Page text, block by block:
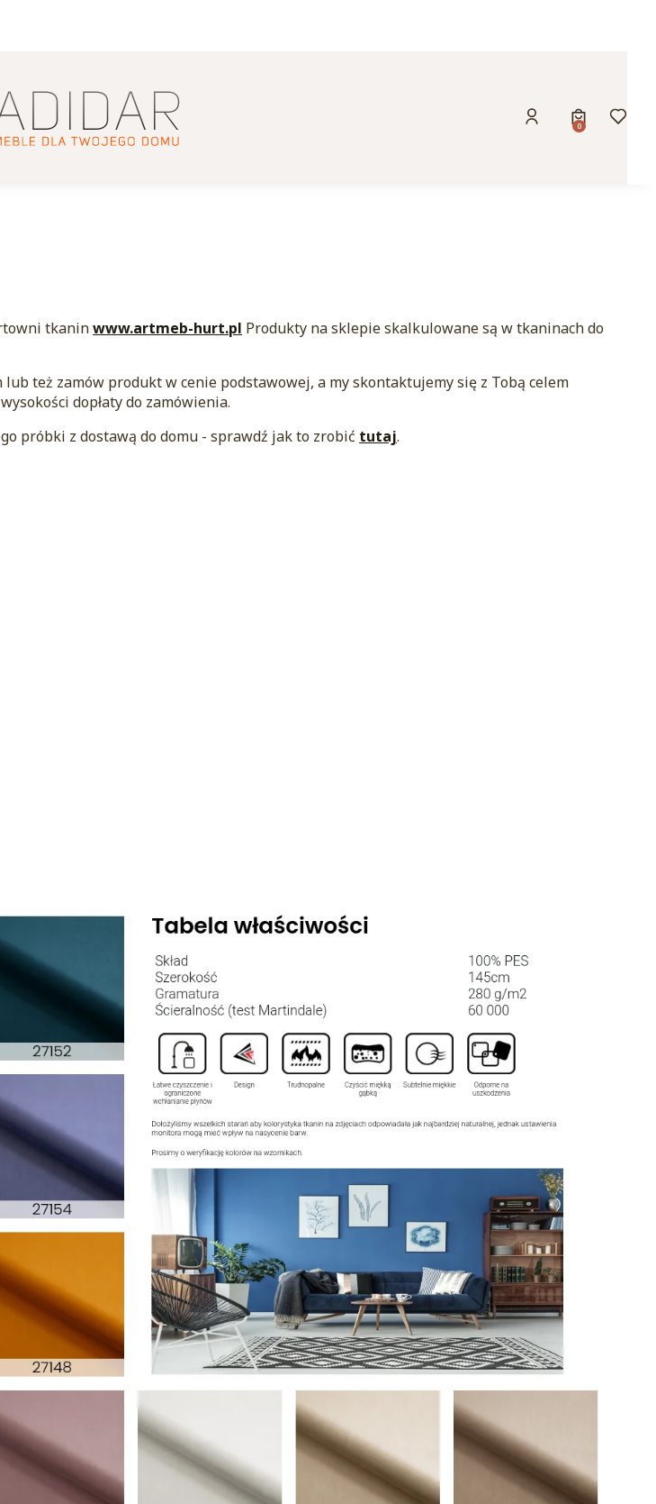
Zaloguj sięProdukty w
Koszyk
tkaninwww.artmeb-hurt.pl Produkty na sklepie skalkulowane są w tkaninach do
też zamów produkt w cenie podstawowej, a my skontaktujemy się z Tobą celem
dopłaty do zamówienia.
próbki z dostawą do domu - sprawdź jak to zrobić tutaj.